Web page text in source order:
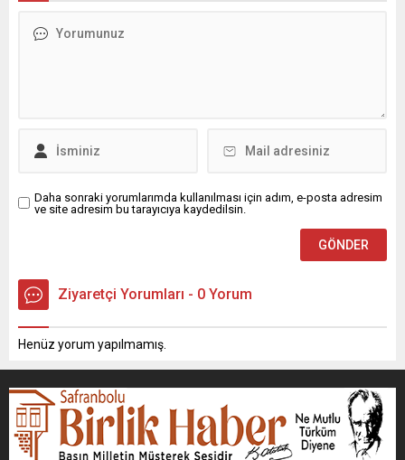
Daha sonraki yorumlarımda kullanılması için adım, e-posta adresim
ve site adresim bu tarayıcıya kaydedilsin.
Ziyaretçi Yorumları - 0 Yorum
Henüz yorum yapılmamış.